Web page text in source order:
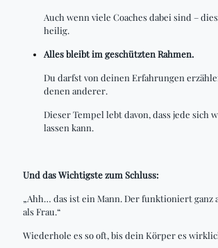
Auch wenn viele Coaches dabei sind –
heilig.
Alles bleibt im geschützten Rahmen.
Du darfst von deinen Erfahrungen
denen anderer.
Dieser Tempel lebt davon, dass jede sich
lassen kann.
Und das Wichtigste zum Schluss:
„Ahh… das ist ein Mann. Der funktioniert ganz
als Frau.“
Wiederhole es so oft, bis dein Körper es